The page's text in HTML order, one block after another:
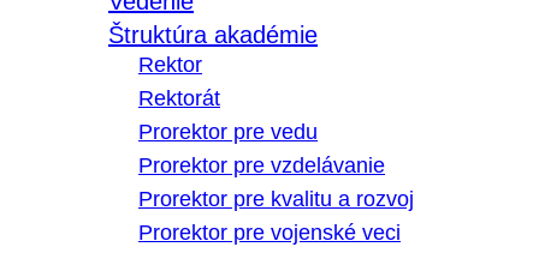
Štruktúra akadémie
Rektor
Rektorát
Prorektor pre vedu
Prorektor pre vzdelávanie
Prorektor pre kvalitu a rozvoj
Prorektor pre vojenské veci